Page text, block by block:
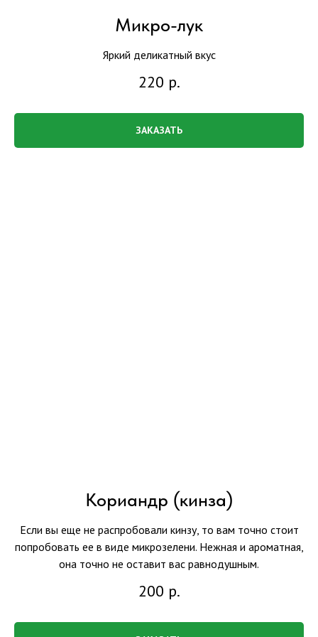
Микро-лук
Яркий деликатный вкус
220 р.
ЗАКАЗАТЬ
Кориандр (кинза)
Если вы еще не распробовали кинзу, то вам точно стоит
попробовать ее в виде микрозелени. Нежная и ароматная,
она точно не оставит вас равнодушным.
200 р.